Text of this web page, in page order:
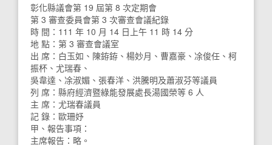
彰化縣議會第 19 屆第 8 次定期會
第 3 審查委員會第 3 次審查會議紀錄
時 間：111 年 10 月 14 日上午 11 時 14 分
地 點：第 3 審查會議室
出 席：白玉如、陳銌銌、楊妙月、曹嘉豪、凃俊任、柯
振杯、尤瑞春、
吳韋達、凃淑媚、張春洋、洪騰明及蕭淑芬等議員
列 席：縣府經濟暨綠能發展處長湯國榮等 6 人
主 席：尤瑞春議員
記 錄：歐珊妤
甲、報告事項：
主席報告：略。